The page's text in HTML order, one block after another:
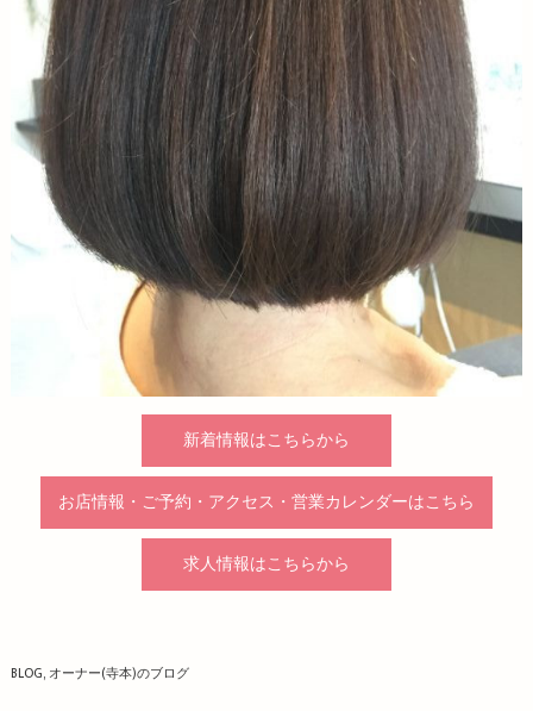
新着情報はこちらから
お店情報・ご予約・アクセス・営業カレンダーはこちら
求人情報はこちらから
BLOG オーナー(寺本)のブログ